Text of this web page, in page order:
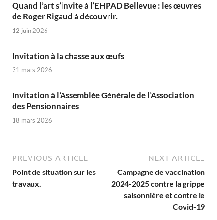
Quand l’art s’invite à l’EHPAD Bellevue : les œuvres
de Roger Rigaud à découvrir.
12 juin 2026
Invitation à la chasse aux œufs
31 mars 2026
Invitation à l’Assemblée Générale de l’Association
des Pensionnaires
18 mars 2026
PREVIOUS ARTICLE
Point de situation sur les
travaux.
NEXT ARTICLE
Campagne de vaccination
2024-2025 contre la grippe
saisonnière et contre le
Covid-19